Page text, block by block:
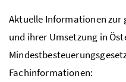
Aktuelle Informationen zur
und ihrer Umsetzung in
Fachinformationen: